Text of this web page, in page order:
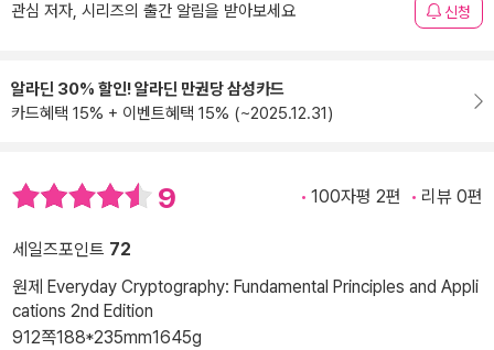
관심 저자, 시리즈의 출간 알림을 받아보세요 신청
알라딘 30% 할인! 알라딘 만권당 삼성카드
카드혜택 15% + 이벤트혜택 15% (~2025.12.31)
9 100자평 2편 리뷰 0편
세일즈포인트 72
원제 Everyday Cryptography: Fundamental Principles and Appli
cations 2nd Edition
912쪽188*235mm1645g